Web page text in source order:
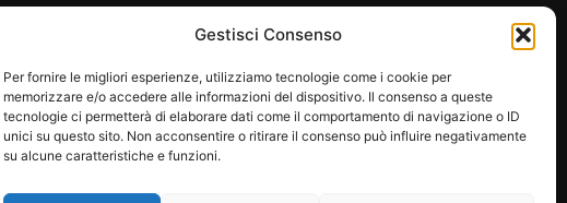
Gestisci Consenso
Per fornire le migliori esperienze, utilizziamo tecnologie come i cookie per
memorizzare e/o accedere alle informazioni del dispositivo. Il consenso a queste
tecnologie ci permetterà di elaborare dati come il comportamento di navigazione o ID
unici su questo sito. Non acconsentire o ritirare il consenso può influire negativamente
su alcune caratteristiche e funzioni.